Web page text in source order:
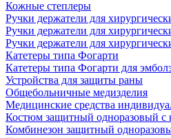
Кожные степлеры
Ручки держатели для
Ручки держатели для
Ручки держатели для
Катетеры типа Фогарти
Катетеры типа Фогарти для
Устройства для защиты раны
Общебольничные медизделия
Медицинские средства
Костюм защитный одноразовый
Комбинезон защитный